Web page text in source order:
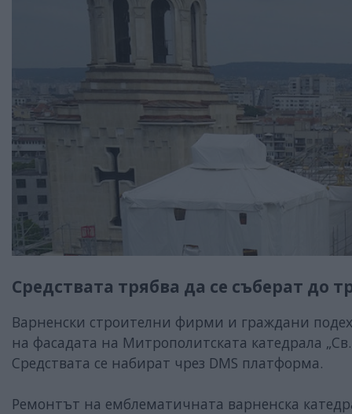
Средствата трябва да се съберат до
Варненски строителни фирми и граждани
на фасадата на Митрополитската катедрала
Средствата се набират чрез DMS платформа.
Ремонтът на емблематичната варненска